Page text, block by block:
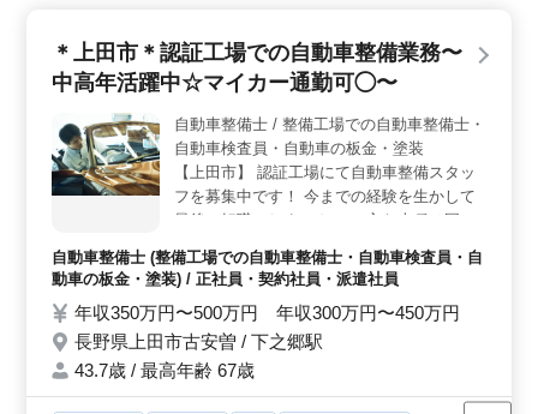
年の技術者が多く活躍しており、ベテランシニア層も歓
迎されています。経験豊富な方々がチームを支え、安定
活かし、新しい環境でのチャレンジを楽しむことができ
ます。 ＜経験を活かせる業務内容＞ 自動車整備に
関する豊富な経験が必要です。整備全般や車検、定期点
検など、幅広い業務を担当します。メカニック経験者や2
級自動車整備士以上の資格を持つ方々が歓迎されていま
います。
＊上田市＊認証工場での自動車整備業務〜
中高年活躍中☆マイカー通勤可◯〜
自動車整備士 / 整備工場での自動車整備士・
自動車検査員・自動車の板金・塗装
【上田市】 認証工場にて自動車整備スタッ
フを募集中です！ 今までの経験を生かして
最後の転職にしませんか？ 主な車種は国産
備、納車整備、車検対応 ・部品の交換・取
り付け・補修 ・トラブルシューティング時
の整備業務全般 ＊ポイント＊ ・中高年活躍
中 ・交通費支給 ・社会保険完備 ・マイカー
通勤可能 ＼まずはお気軽にお問い合わせく
自動車整備士 (整備工場での自動車整備士・自動車検査員・自
動車の板金・塗装) / 正社員・契約社員・派遣社員
年収350万円〜500万円 年収300万円〜450万円
長野県上田市古安曽 / 下之郷駅
43.7歳 / 最高年齢 67歳